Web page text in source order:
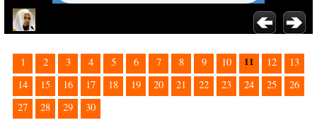
1 2 3 4 5 6 7 8 9 10 11 12
13
14
15 16 17 18 19 20 21 22 23 24 25
26
27
28 29 30